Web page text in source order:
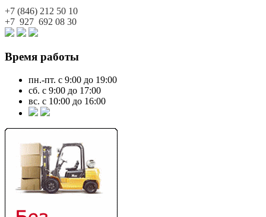
+7 (846) 212 50 10
+7 927 692 08 30
Время работы
пн.-пт. с 9:00 до 19:00
сб. с 9:00 до 17:00
вс. с 10:00 до 16:00